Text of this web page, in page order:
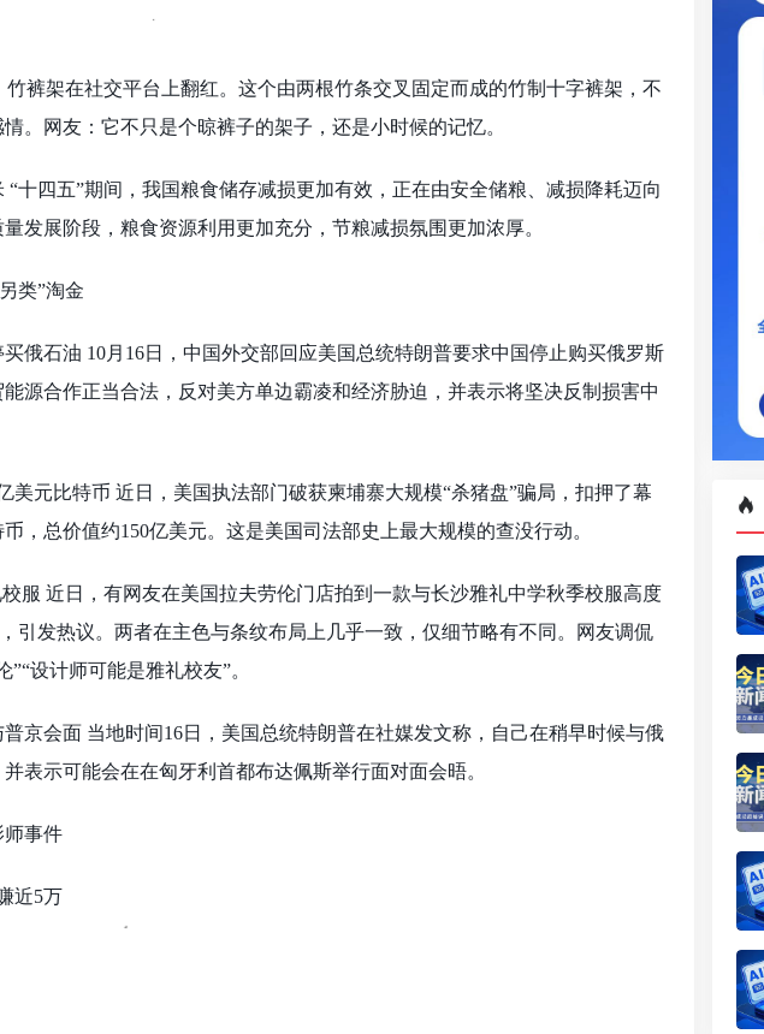
竹裤架在社交平台上翻红。这个由两根竹条交叉固定而成的竹制十字裤架，不
。网友：它不只是个晾裤子的架子，还是小时候的记忆。
“十四五”期间，我国粮食储存减损更加有效，正在由安全储粮、减损降耗迈向
发展阶段，粮食资源利用更加充分，节粮减损氛围更加浓厚。
类”淘金
俄石油 10月16日，中国外交部回应美国总统特朗普要求中国停止购买俄罗斯
源合作正当合法，反对美方单边霸凌和经济胁迫，并表示将坚决反制损害中
美元比特币 近日，美国执法部门破获柬埔寨大规模“杀猪盘”骗局，扣押了幕
，总价值约150亿美元。这是美国司法部史上最大规模的查没行动。
服 近日，有网友在美国拉夫劳伦门店拍到一款与长沙雅礼中学秋季校服高度
引发热议。两者在主色与条纹布局上几乎一致，仅细节略有不同。网友调侃
设计师可能是雅礼校友”。
京会面 当地时间16日，美国总统特朗普在社媒发文称，自己在稍早时候与俄
表示可能会在在匈牙利首都布达佩斯举行面对面会晤。
师事件
近5万